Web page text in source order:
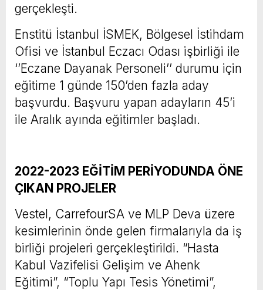
gerçekleşti.
Enstitü İstanbul İSMEK, Bölgesel İstihdam
Ofisi ve İstanbul Eczacı Odası işbirliği ile
‘’Eczane Dayanak Personeli’’ durumu için
eğitime 1 günde 150’den fazla aday
başvurdu. Başvuru yapan adayların 45’i
ile Aralık ayında eğitimler başladı.
2022-2023 EĞİTİM PERİYODUNDA ÖNE
ÇIKAN PROJELER
Vestel, CarrefourSA ve MLP Deva üzere
kesimlerinin önde gelen firmalarıyla da iş
birliği projeleri gerçekleştirildi. “Hasta
Kabul Vazifelisi Gelişim ve Ahenk
Eğitimi”, “Toplu Yapı Tesis Yönetimi”,